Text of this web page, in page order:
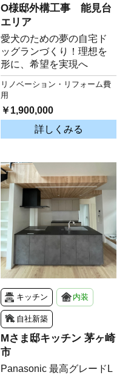
O様邸外構工事 能見台
エリア
愛犬のための夢の自宅ド
ッグランづくり！理想を
形に、希望を実現へ
リノベーション・リフォーム費
用
￥1,900,000
詳しくみる
キッチン 内装
自社新築
Mさま邸キッチン 茅ヶ崎
市
Panasonic 最高グレードL